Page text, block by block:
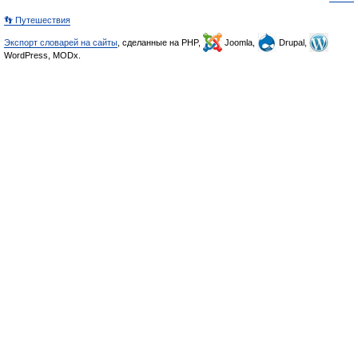
👣 Путешествия
Экспорт словарей на сайты , сделанные на PHP, Joomla,
Drupal,
WordPress, MODx.